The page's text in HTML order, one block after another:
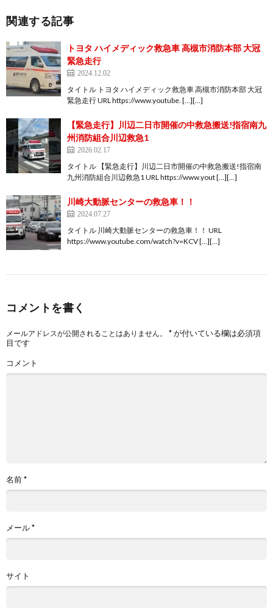
関連する記事
トヨタ ハイメディック救急車 高槻市消防本部 大冠
緊急走行
2024.12.02
タイトル トヨタ ハイメディック救急車 高槻市消防本部 大冠
緊急走行 URL https://www.youtube. […][…]
【緊急走行】川辺二日市開催の中救急搬送!指宿南九
州消防組合川辺救急1
2026.02.17
タイトル 【緊急走行】川辺二日市開催の中救急搬送!指宿南
九州消防組合川辺救急1 URL https://www.yout […][…]
川崎大動脈センターの救急車！！
2024.07.27
タイトル 川崎大動脈センターの救急車！！ URL
https://www.youtube.com/watch?v=KCV […][…]
コメントを書く
メールアドレスが公開されることはありません。 *が付いている欄は必須項
目です
コメント
名前*
メール*
サイト